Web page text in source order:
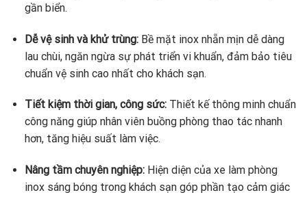
gần biển.
Dễ vệ sinh và khử trùng:Bề mặt inox nhẵn mịn dễ dàng
lau chùi, ngăn ngừa sự phát triển vi khuẩn, đảm bảo tiêu
chuẩn vệ sinh cao nhất cho khách sạn.
Tiết kiệm thời gian, công sức:Thiết kế thông minh chuẩn
công năng giúp nhân viên buồng phòng thao tác nhanh
hơn, tăng hiệu suất làm việc.
Nâng tầm chuyên nghiệp:Hiện diện của xe làm phòng
inox sáng bóng trong khách sạn góp phần tạo cảm giác